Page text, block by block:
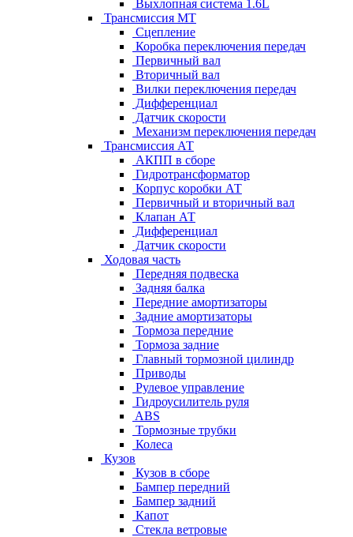
Выхлопная система 1.6L
Трансмиссия МТ
Сцепление
Коробка переключения передач
Первичный вал
Вторичный вал
Вилки переключения передач
Дифференциал
Датчик скорости
Механизм переключения передач
Трансмиссия АТ
АКПП в сборе
Гидротрансформатор
Корпус коробки АТ
Первичный и вторичный вал
Клапан АТ
Дифференциал
Датчик скорости
Ходовая часть
Передняя подвеска
Задняя балка
Передние амортизаторы
Задние амортизаторы
Тормоза передние
Тормоза задние
Главный тормозной цилиндр
Приводы
Рулевое управление
Гидроусилитель руля
ABS
Тормозные трубки
Колеса
Кузов
Кузов в сборе
Бампер передний
Бампер задний
Капот
Стекла ветровые